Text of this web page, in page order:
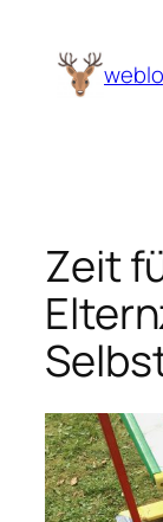
Inhalt
springen
Zeit